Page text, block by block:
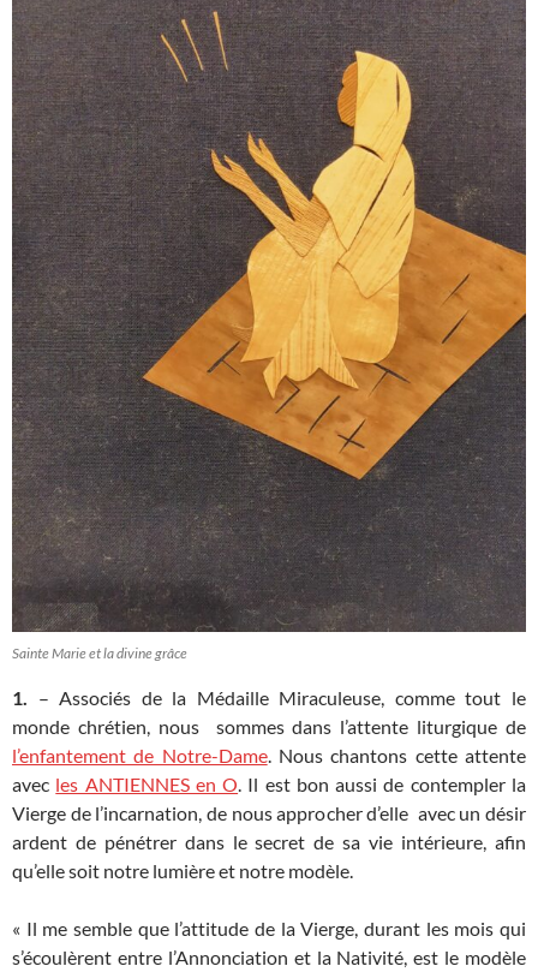
Sainte Marie et la divine grâce
1.
– Associés de la Médaille Miraculeuse, comme tout le
monde chrétien, nous sommes dans l’attente liturgique de
l’enfantement de Notre-Dame. Nous chantons cette attente
avec les ANTIENNES en O . Il est bon aussi de contempler la
Vierge de l’incarnation, de nous approcher d’elle avec un désir
ardent de pénétrer dans le secret de sa vie intérieure, afin
qu’elle soit notre lumière et notre modèle.
« Il me semble que l’attitude de la Vierge, durant les mois qui
s’écoulèrent entre l’Annonciation et la Nativité, est le modèle